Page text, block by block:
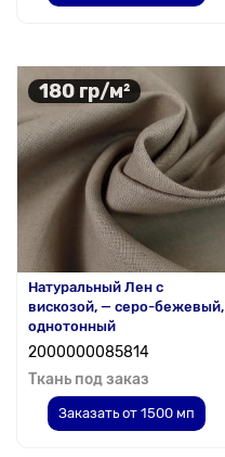
180 гр/м²
Натуральный Лен с
вискозой, — серо-бежевый,
однотонный
2000000085814
Ткань под заказ
Заказать от 1500 мп